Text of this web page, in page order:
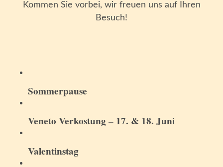
Kommen Sie vorbei, wir freuen uns auf Ihren
Besuch!
Sommerpause
Veneto Verkostung – 17. & 18. Juni
Valentinstag